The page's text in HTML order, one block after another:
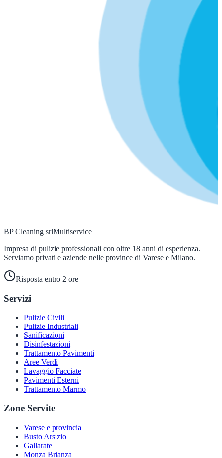
BP Cleaning srlMultiservice
Impresa di pulizie professionali con oltre 18 anni di esperienza.
Serviamo privati e aziende nelle province di Varese e Milano.
Risposta entro 2 ore
Servizi
Pulizie Civili
Pulizie Industriali
Sanificazioni
Disinfestazioni
Trattamento Pavimenti
Aree Verdi
Lavaggio Facciate
Pavimenti Esterni
Trattamento Marmo
Zone Servite
Varese e provincia
Busto Arsizio
Gallarate
Monza Brianza